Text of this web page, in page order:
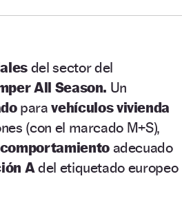
del sector del
All Season. Un
paravehículos vivienda
(con el marcado M+S),
comportamiento adecuado
A del etiquetado europeo